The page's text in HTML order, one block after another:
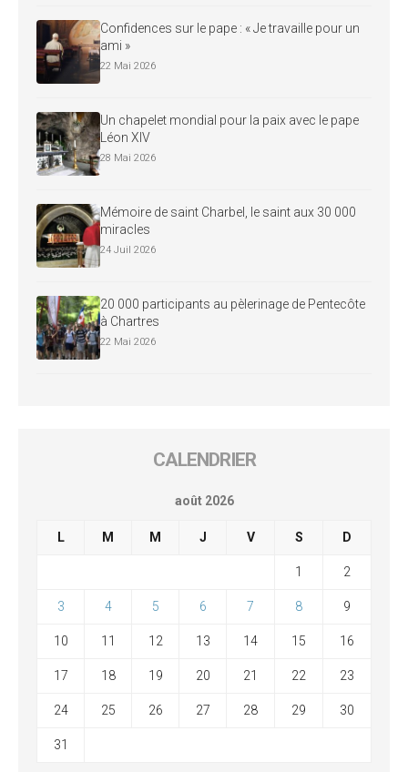
Confidences sur le pape : « Je travaille pour un
ami »
22 Mai 2026
Un chapelet mondial pour la paix avec le pape
Léon XIV
28 Mai 2026
Mémoire de saint Charbel, le saint aux 30 000
miracles
24 Juil 2026
20 000 participants au pèlerinage de Pentecôte
à Chartres
22 Mai 2026
CALENDRIER
août 2026
L M M J V S D
1 2
3 4 5 6 7 8 9
10 11 12 13 14 15 16
17 18 19 20 21 22 23
24 25 26 27 28 29 30
31